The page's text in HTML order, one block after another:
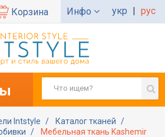
Корзина Инфо укр | рус
Intstyle
Каталог тканей
Мебельная ткань Kashemir